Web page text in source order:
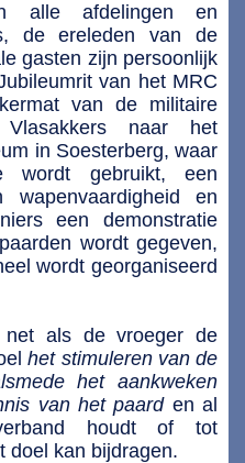
alle afdelingen en
de ereleden van de
gasten zijn persoonlijk
van het MRC
van de militaire
naar het
in Soesterberg, waar
gebruikt, een
wapenvaardigheid en
een demonstratie
wordt gegeven,
wordt georganiseerd
als de vroeger de
het stimuleren van de
het aankweken
van het paard en al
houdt of tot
doel kan bijdragen.